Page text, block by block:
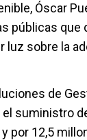
Óscar
públicas que
luz sobre la
de
suministro
por 12,5